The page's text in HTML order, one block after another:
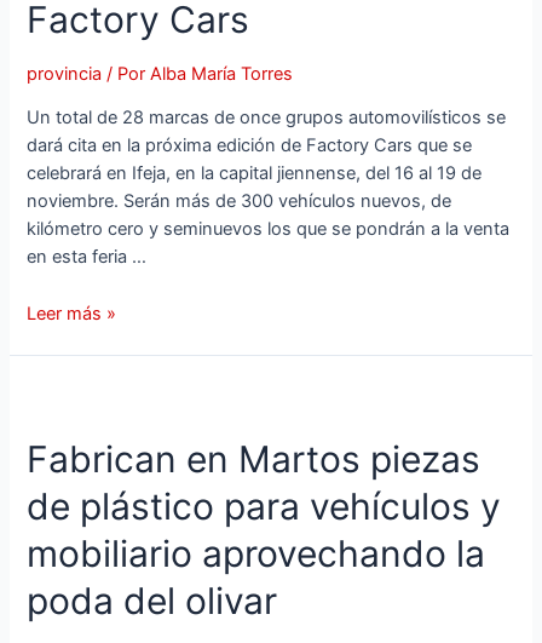
Factory Cars
provincia / PorAlba María Torres
Un total de 28 marcas de once grupos automovilísticos se
dará cita en la próxima edición de Factory Cars que se
celebrará en Ifeja, en la capital jiennense, del 16 al 19 de
noviembre. Serán más de 300 vehículos nuevos, de
kilómetro cero y seminuevos los que se pondrán a la venta
en esta feria …
Un
de
once
grupos
automovilísticos
se
darán
cita
Leer más »
Fabrican en Martos piezas
de plástico para vehículos y
mobiliario aprovechando la
poda del olivar